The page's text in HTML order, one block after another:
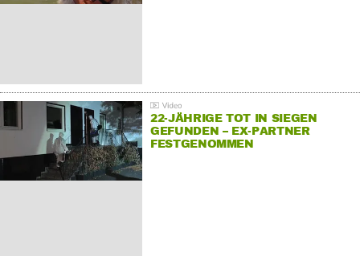
22-JÄHRIGE TOT IN SIEGEN
GEFUNDEN – EX-PARTNER
FESTGENOMMEN